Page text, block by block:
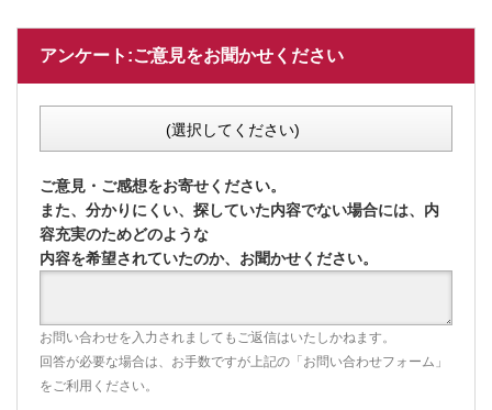
アンケート:ご意見をお聞かせください
(選択してください)
ご意見・ご感想をお寄せください。
また、分かりにくい、探していた内容でない場合には、内
容充実のためどのような
内容を希望されていたのか、お聞かせください。
お問い合わせを入力されましてもご返信はいたしかねます。
回答が必要な場合は、お手数ですが上記の「お問い合わせフォーム」
をご利用ください。